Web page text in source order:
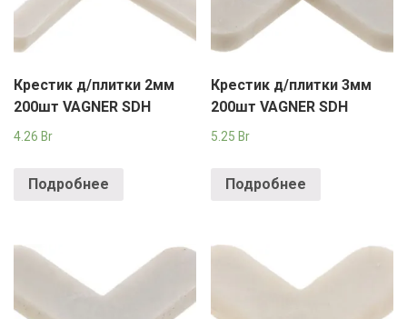
Крестик д/плитки 2мм
200шт VAGNER SDH
4.26 Br
Подробнее
Крестик д/плитки 3мм
200шт VAGNER SDH
5.25 Br
Подробнее